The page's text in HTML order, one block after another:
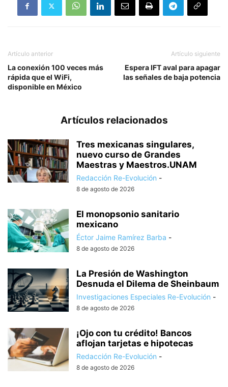
Artículo anterior
La conexión 100 veces más
rápida que el WiFi,
disponible en México
Artículo siguiente
Espera IFT aval para apagar
las señales de baja potencia
Artículos relacionados
Tres mexicanas singulares,
nuevo curso de Grandes
Maestras y Maestros.UNAM
Redacción Re-Evolución -
8 de agosto de 2026
El monopsonio sanitario
mexicano
Éctor Jaime Ramírez Barba -
8 de agosto de 2026
La Presión de Washington
Desnuda el Dilema de Sheinbaum
Investigaciones Especiales Re-Evolución -
8 de agosto de 2026
¡Ojo con tu crédito! Bancos
aflojan tarjetas e hipotecas
Redacción Re-Evolución -
8 de agosto de 2026